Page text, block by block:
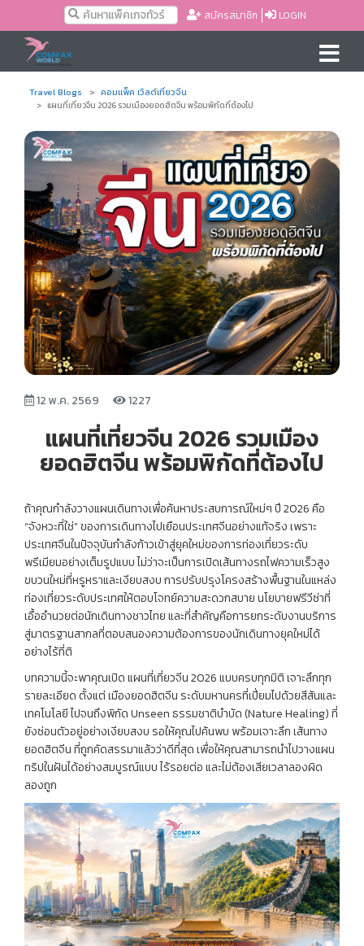
สมัครสมาชิก LOGIN
Travel Blogs คอมแพ็ค เวิลด์เที่ยวจีน
แผนที่เที่ยวจีน 2026 รวมเมืองยอดฮิตจีน พร้อมพิกัดที่ต้องไป
12 พ.ค. 2569 1227
แผนที่เที่ยวจีน 2026 รวมเมือง
ยอดฮิตจีน พร้อมพิกัดที่ต้องไป
ถ้าคุณกำลังวางแผนเดินทางเพื่อค้นหาประสบการณ์ใหม่ๆ ปี 2026 คือ
“จังหวะที่ใช่” ของการเดินทางไปเยือนประเทศจีนอย่างแท้จริง เพราะ
ประเทศจีนในปัจจุบันกำลังก้าวเข้าสู่ยุคใหม่ของการท่องเที่ยวระดับ
พรีเมียมอย่างเต็มรูปแบบ ไม่ว่าจะเป็นการเปิดเส้นทางรถไฟความเร็วสูง
ขบวนใหม่ที่หรูหราและเงียบสงบ การปรับปรุงโครงสร้างพื้นฐานในแหล่ง
ท่องเที่ยวระดับประเทศให้ตอบโจทย์ความสะดวกสบาย นโยบายฟรีวีซ่าที่
เอื้ออำนวยต่อนักเดินทางชาวไทย และที่สำคัญคือการยกระดับงานบริการ
สู่มาตรฐานสากลที่ตอบสนองความต้องการของนักเดินทางยุคใหม่ได้
อย่างไร้ที่ติ
บทความนี้จะพาคุณเปิด แผนที่เที่ยวจีน 2026 แบบครบทุกมิติ เจาะลึกทุก
รายละเอียด ตั้งแต่ เมืองยอดฮิตจีน ระดับมหานครที่เปี่ยมไปด้วยสีสันและ
เทคโนโลยี ไปจนถึงพิกัด Unseen ธรรมชาติบำบัด (Nature Healing) ที่
ยังซ่อนตัวอยู่อย่างเงียบสงบ รอให้คุณไปค้นพบ พร้อมเจาะลึก เส้นทาง
ยอดฮิตจีน ที่ถูกคัดสรรมาแล้วว่าดีที่สุด เพื่อให้คุณสามารถนำไปวางแผน
ทริปในฝันได้อย่างสมบูรณ์แบบ ไร้รอยต่อ และไม่ต้องเสียเวลาลองผิด
ลองถูก